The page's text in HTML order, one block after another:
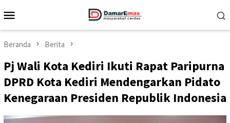
ke
Mobile
Beranda Berita
Pj Wali Kota Kediri Ikuti Rapat Paripurna
DPRD Kota Kediri Mendengarkan Pidato
Kenegaraan Presiden Republik Indonesia